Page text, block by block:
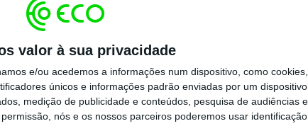
valor à sua privacidade
e/ou acedemos a informações num dispositivo, como
únicos e informações padrão enviadas por um dispositivo
medição de publicidade e conteúdos, pesquisa de audiências e
nós e os nossos parceiros poderemos usar